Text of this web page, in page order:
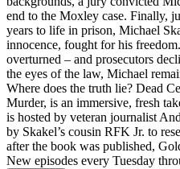
end to the Moxley case. Finally,
years to life in prison, Michael
innocence, fought for his
overturned – and prosecutors
the eyes of the law, Michael
Where does the truth lie? Dead
Murder, is an immersive, fresh
is hosted by veteran journalist
by Skakel’s cousin RFK Jr. to
after the book was published,
New episodes every Tuesday